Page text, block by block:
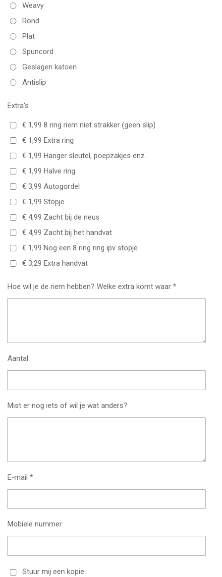
Weavy
Rond
Plat
Spuncord
Geslagen katoen
Antislip
Extra's
€ 1,99 8 ring riem niet strakker (geen slip)
€ 1,99 Extra ring
€ 1,99 Hanger sleutel, poepzakjes enz.
€ 1,99 Halve ring
€ 3,99 Autogordel
€ 1,99 Stopje
€ 4,99 Zacht bij de neus
€ 4,99 Zacht bij het handvat
€ 1,99 Nog een 8 ring ring ipv stopje
€ 3,29 Extra handvat
Hoe wil je de riem hebben? Welke extra komt waar *
Aantal
Mist er nog iets of wil je wat anders?
E-mail *
Mobiele nummer
Stuur mij een kopie